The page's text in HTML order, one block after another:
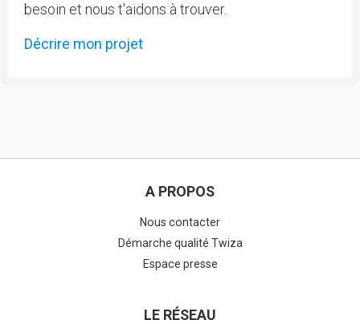
besoin et nous t'aidons à trouver.
Décrire mon projet
A PROPOS
Nous contacter
Démarche qualité Twiza
Espace presse
LE RÉSEAU